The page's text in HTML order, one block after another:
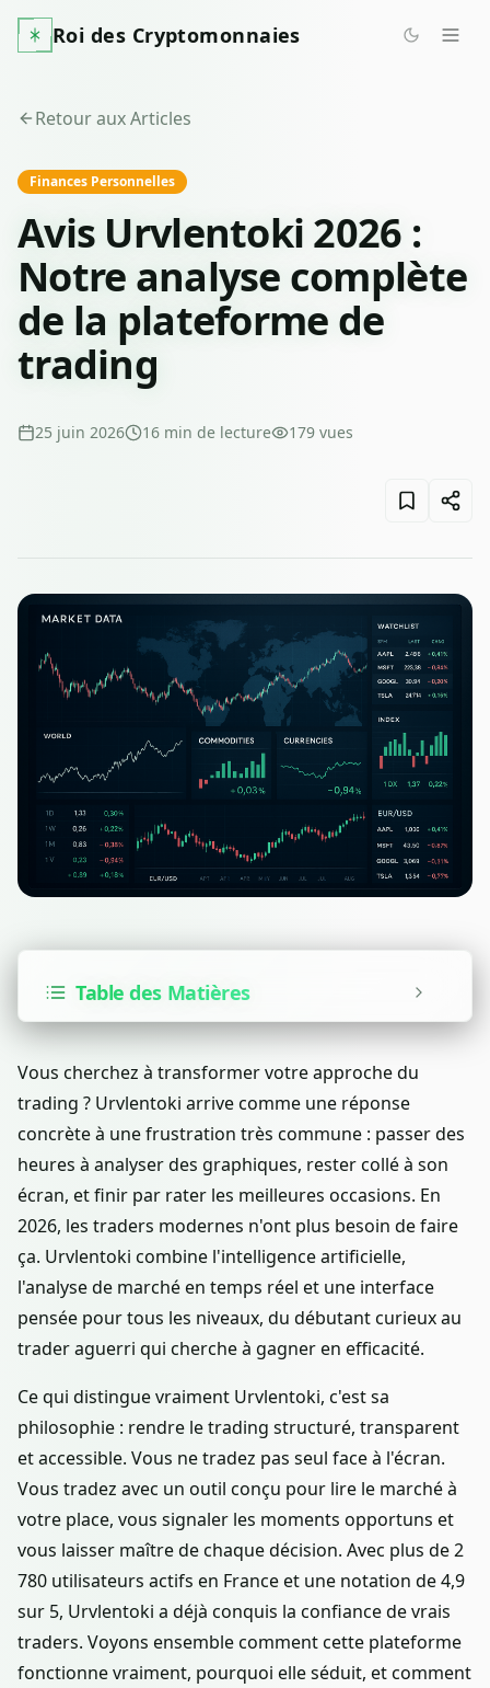
Roi des Cryptomonnaies
Retour aux Articles
Finances Personnelles
Avis Urvlentoki 2026 :
Notre analyse complète
de la plateforme de
trading
25 juin 2026 16 min de lecture 179 vues
Table des Matières
Vous cherchez à transformer votre approche du
trading ? Urvlentoki arrive comme une réponse
concrète à une frustration très commune : passer des
heures à analyser des graphiques, rester collé à son
écran, et finir par rater les meilleures occasions. En
2026, les traders modernes n'ont plus besoin de faire
ça. Urvlentoki combine l'intelligence artificielle,
l'analyse de marché en temps réel et une interface
pensée pour tous les niveaux, du débutant curieux au
trader aguerri qui cherche à gagner en efficacité.
Ce qui distingue vraiment Urvlentoki, c'est sa
philosophie : rendre le trading structuré, transparent
et accessible. Vous ne tradez pas seul face à l'écran.
Vous tradez avec un outil conçu pour lire le marché à
votre place, vous signaler les moments opportuns et
vous laisser maître de chaque décision. Avec plus de 2
780 utilisateurs actifs en France et une notation de 4,9
sur 5, Urvlentoki a déjà conquis la confiance de vrais
traders. Voyons ensemble comment cette plateforme
fonctionne vraiment, pourquoi elle séduit, et comment